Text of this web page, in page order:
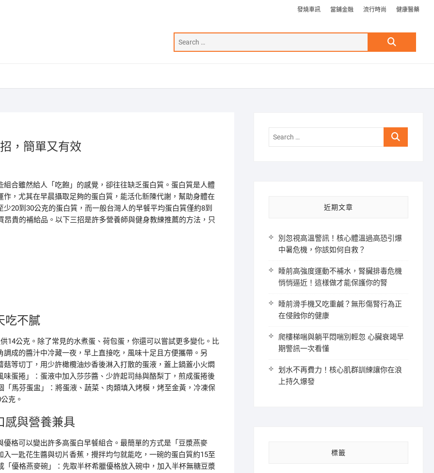
發燒車訊 當鋪金融 流行時尚 健康醫藥
Search
，簡單又有效
合雖然給人「吃飽」的感覺，卻往往缺乏蛋白質。蛋白質是人體
，尤其在早晨攝取足夠的蛋白質，能活化新陳代謝，幫助身體在
20到30公克的蛋白質，而一般台灣人的早餐平均蛋白質僅約8到
貴的補給品。以下三招是許多營養師與健身教練推薦的方法，只
吃不膩
14公克。除了常見的水煮蛋、荷包蛋，你還可以嘗試更多變化。比
成的醬汁中冷藏一夜，早上直接吃，風味十足且方便攜帶。另
等切丁，用少許橄欖油炒香後淋入打散的蛋液，蓋上鍋蓋小火燜
蛋捲」：蛋液中加入莎莎醬、少許起司絲與酪梨丁，煎成蛋捲後
馬芬蛋盅」：將蛋液、蔬菜、肉類填入烤模，烤至金黃，冷凍保
克。
感與營養兼具
格可以變出許多高蛋白早餐組合。最簡單的方式是「豆漿燕麥
一匙花生醬與切片香蕉，攪拌均勻就能吃，一碗的蛋白質約15至
優格燕麥碗」：先取半杯希臘優格放入碗中，加入半杯無糖豆漿
Search
近期文章
別忽視高溫警訊！核心體溫過高恐引爆
中暑危機，你該如何自救？
睡前高強度運動不補水，腎臟排毒危機
悄悄逼近！這樣做才能保護你的腎
睡前滑手機又吃重鹹？無形傷腎行為正
在侵蝕你的健康
爬樓梯喘與躺平悶喘別輕忽 心臟衰竭早
期警訊一次看懂
划水不再費力！核心肌群訓練讓你在浪
上持久爆發
標籤